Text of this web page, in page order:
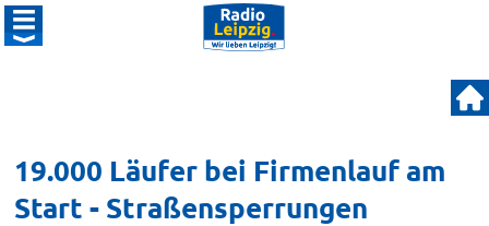
19.000 Läufer bei Firmenlauf am
Start - Straßensperrungen